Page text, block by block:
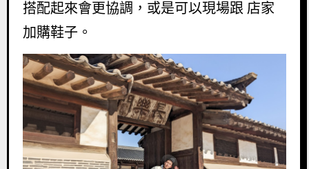
搭配起來會更協調，或是可以現場跟 店家
加購鞋子。